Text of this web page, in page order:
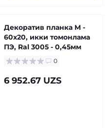
Декоратив планка М -
60х20, икки томонлама
ПЭ, Ral 3005 - 0,45мм
0
6 952.67 UZS